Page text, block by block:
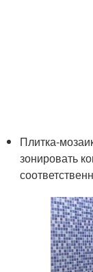
Плитка-
зонировать